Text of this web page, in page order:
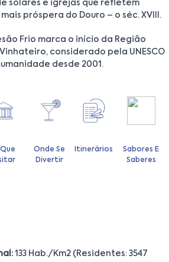
solares e igrejas que refletem
próspera do Douro – o séc. XVIII.
Frio marca o início da Região
considerado pela UNESCO
desde 2001.
Onde Se
Divertir
Itinerários
Sabores E
Saberes
133 Hab./Km2 (Residentes: 3547